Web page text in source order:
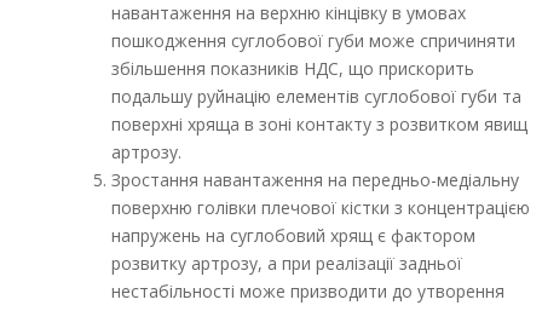
навантаження на верхню кінцівку в умовах
пошкодження суглобової губи може спричиняти
збільшення показників НДС, що прискорить
подальшу руйнацію елементів суглобової губи та
поверхні хряща в зоні контакту з розвитком явищ
артрозу.
Зростання навантаження на передньо-медіальну
поверхню голівки плечової кістки з концентрацією
напружень на суглобовий хрящ є фактором
розвитку артрозу, а при реалізації задньої
нестабільності може призводити до утворення